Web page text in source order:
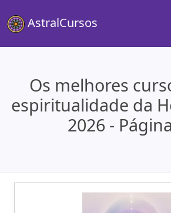
AstralCursos
Os melhores
espiritualidade da
2026 -